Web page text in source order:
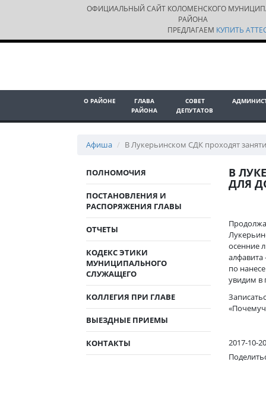
ОФИЦИАЛЬНЫЙ САЙТ КОЛОМЕНСКОГО
РАЙОНА
ПРЕДЛАГАЕМ КУПИТЬ
О РАЙОНЕ
ГЛАВА
РАЙОНА
СОВЕТ
ДЕПУТАТОВ
Афиша В Лукерьинском СДК проходят
ПОЛНОМОЧИЯ
ПОСТАНОВЛЕНИЯ И
РАСПОРЯЖЕНИЯ ГЛАВЫ
ОТЧЕТЫ
КОДЕКС ЭТИКИ
МУНИЦИПАЛЬНОГО
СЛУЖАЩЕГО
КОЛЛЕГИЯ ПРИ ГЛАВЕ
ВЫЕЗДНЫЕ ПРИЕМЫ
КОНТАКТЫ
В
ДЛЯ
осенние
по
увидим в
2017-10-20